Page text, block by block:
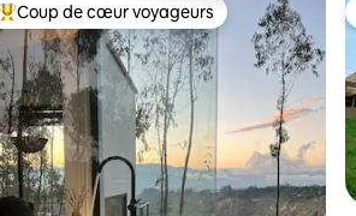
Coups de cœur voyageurs les plus appréciés
Coup de cœur voyageurs